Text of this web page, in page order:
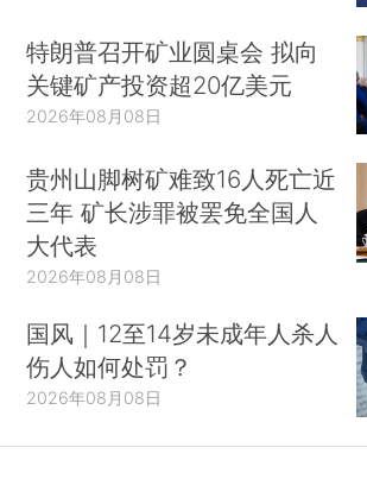
1、尽快修订《中小企业促进
面强化支持中小企业发展的顶层设
束力，增加更多可操作、可量化、
的条款。
2、在制定“十三五”规划中，将大
业放在更突出位置，国家全面统筹
十八大以来认证审批、市场准入、
逐步破解的基础上，将支持中小企
改革各领域、各环节。
3、加快完善中小企业金融服务
是大型商业银行进一步强化中小
持。二是推进城商行、农商行等中
特朗普召开矿业圆桌会 拟向
关键矿产投资超20亿美元
2026年08月08日
贵州山脚树矿难致16人死亡近
三年 矿长涉罪被罢免全国人
大代表
2026年08月08日
国风｜12至14岁未成年人杀人
伤人如何处罚？
2026年08月08日